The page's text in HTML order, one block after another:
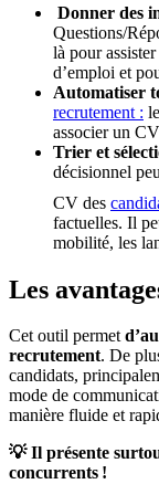
Donner des
Questions/
là pour
d’emploi et
Automatiser
recrutement :
associer un
Trier et
décisionnel
CV des
factuelles. Il
mobilité, les
Les
Cet outil permet
recrutement. De
candidats,
mode de
manière fluide et
💡 Il présente
concurrents !